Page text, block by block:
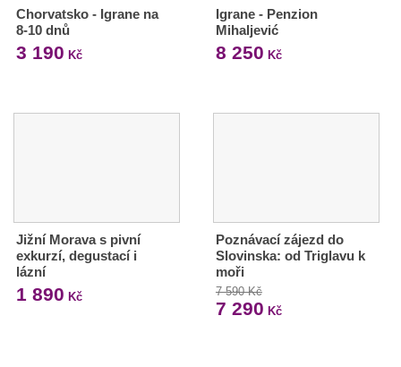
Chorvatsko - Igrane na
8-10 dnů
3 190 Kč
Igrane - Penzion
Mihaljević
8 250 Kč
Jižní Morava s pivní
exkurzí, degustací i
lázní
1 890 Kč
Poznávací zájezd do
Slovinska: od Triglavu k
moři
7 590 Kč
7 290 Kč